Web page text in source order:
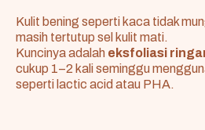
Kulit bening seperti kaca tidak
masih tertutup sel kulit mati.
Kuncinya adalah eksfoliasi
cukup 1–2 kali seminggu
seperti lactic acid atau PHA.